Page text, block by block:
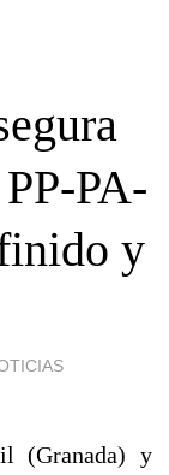
PA-
y
(Granada) y